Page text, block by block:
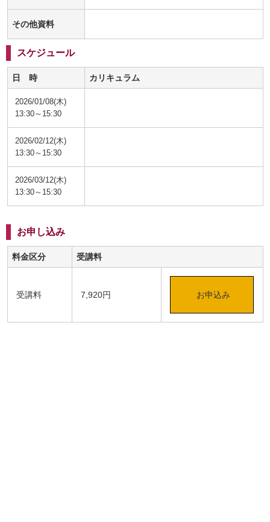
その他資料
スケジュール
日 時 カリキュラム
2026/01/08(木)
13:30～15:30
2026/02/12(木)
13:30～15:30
2026/03/12(木)
13:30～15:30
お申し込み
料金区分 受講料
受講料 7,920円 お申込み